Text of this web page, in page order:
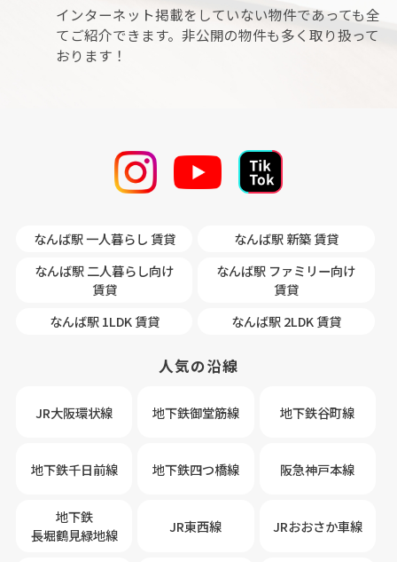
★RIO GRANDE
◎オンライン内見可能です！
AFLOなんば店 06-6575-9601
★CITY SPIRE桜川I★
・広々とした1LDK！
AFLOなんば店 06-6575-9601
インターネット掲載をしていない物件であっても全
てご紹介できます。非公開の物件も多く取り扱って
おります！
なんば駅 一人暮らし 賃貸
なんば駅 新築 賃貸
なんば駅 二人暮らし向け
賃貸
なんば駅 ファミリー向け
賃貸
なんば駅 1LDK 賃貸
なんば駅 2LDK 賃貸
人気の沿線
JR大阪環状線 地下鉄御堂筋線 地下鉄谷町線
地下鉄千日前線 地下鉄四つ橋線 阪急神戸本線
地下鉄
長堀鶴見緑地線
JR東西線 JRおおさか車線